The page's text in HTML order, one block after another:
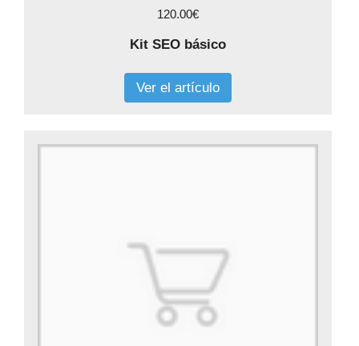
120.00€
Kit SEO básico
Ver el artículo